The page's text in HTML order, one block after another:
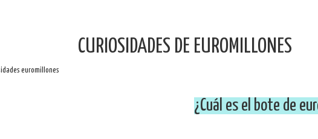
CURIOSIDADES DE EUROMILLONES
¿Cuál es el bote de